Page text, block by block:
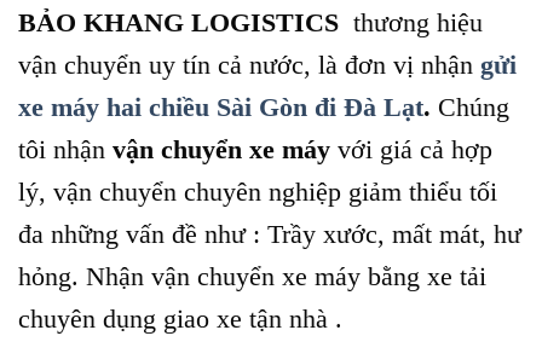
BẢO KHANG LOGISTICS thương hiệu
vận chuyển uy tín cả nước, là đơn vị nhận gửi
xe máy hai chiều Sài Gòn đi Đà Lạt. Chúng
tôi nhận vận chuyển xe máy với giá cả hợp
lý, vận chuyển chuyên nghiệp giảm thiểu tối
đa những vấn đề như : Trầy xước, mất mát, hư
hỏng. Nhận vận chuyển xe máy bằng xe tải
chuyên dụng giao xe tận nhà .